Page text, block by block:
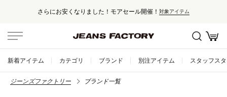
さらにお安くなりました！モアセール開催！ 対象アイテム
新着アイテム カテゴリ ブランド 別注アイテム スタッフス
ジーンズファクトリー ブランド一覧